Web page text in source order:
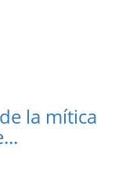
la mítica